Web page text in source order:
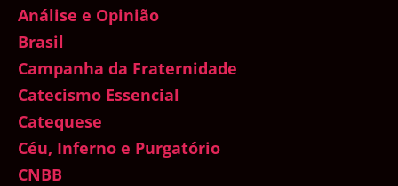
Análise e Opinião
Brasil
Campanha da Fraternidade
Catecismo Essencial
Catequese
Céu, Inferno e Purgatório
CNBB